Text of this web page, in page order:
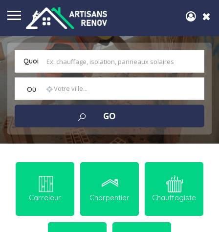
Quoi
Où
Carreleur Charpentier Chauffagiste